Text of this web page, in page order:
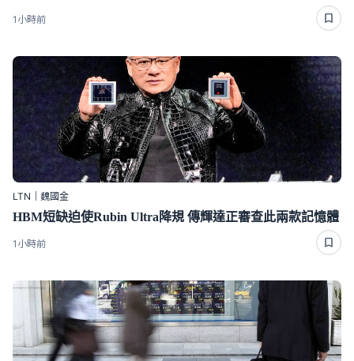
1小時前
LTN｜魏國金
HBM短缺迫使Rubin Ultra降規 傳輝達正審查此兩款記憶體
1小時前